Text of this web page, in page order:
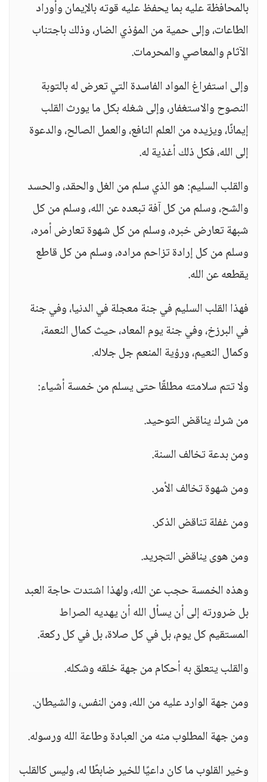
بالمحافظة عليه بما يحفظ عليه قوته بالإيمان وأوراد
الطاعات، وإلى حمية من المؤذي الضار، وذلك باجتناب
الآثام والمعاصي والمحرمات.
وإلى استفراغ المواد الفاسدة التي تعرض له بالتوبة
النصوح والاستغفار، وإلى شغله بكل ما يورث القلب
إيمانًا، ويزيده من العلم النافع، والعمل الصالح، والدعوة
إلى الله، فكل ذلك أغذية له.
والقلب السليم: هو الذي سلم من الغل والحقد، والحسد
والشح، وسلم من كل آفة تبعده عن الله، وسلم من كل
شبهة تعارض خبره، وسلم من كل شهوة تعارض أمره،
وسلم من كل إرادة تزاحم مراده، وسلم من كل قاطع
يقطعه عن الله.
فهذا القلب السليم في جنة معجلة في الدنيا، وفي جنة
في البرزخ، وفي جنة يوم المعاد، حيث كمال النعمة،
وكمال النعيم، ورؤية المنعم جل جلاله.
ولا تتم سلامته مطلقًا حتى يسلم من خمسة أشياء:
من شرك يناقض التوحيد.
ومن بدعة تخالف السنة.
ومن شهوة تخالف الأمر.
ومن غفلة تناقض الذكر.
ومن هوى يناقض التجريد.
وهذه الخمسة حجب عن الله، ولهذا اشتدت حاجة العبد
بل ضرورته إلى أن يسأل الله أن يهديه الصراط
المستقيم كل يوم، بل في كل صلاة، بل في كل ركعة.
والقلب يتعلق به أحكام من جهة خلقه وشكله.
ومن جهة الوارد عليه من الله، ومن النفس، والشيطان.
ومن جهة المطلوب منه من العبادة وطاعة الله ورسوله.
وخير القلوب ما كان داعيًا للخير ضابطًا له، وليس كالقلب